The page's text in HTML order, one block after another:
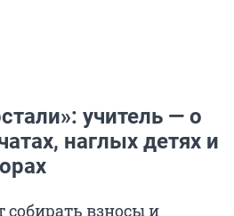
учитель — о
наглых детях и
собирать взносы и